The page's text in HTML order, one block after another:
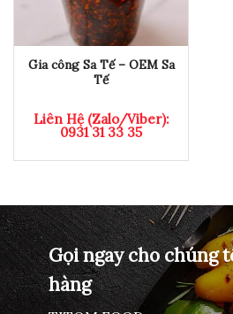
Gia công Sa Tế – OEM Sa
Tế
Liên Hệ (Zalo/Viber):
0931 31 33 35
Gọi ngay cho chúng
hàng